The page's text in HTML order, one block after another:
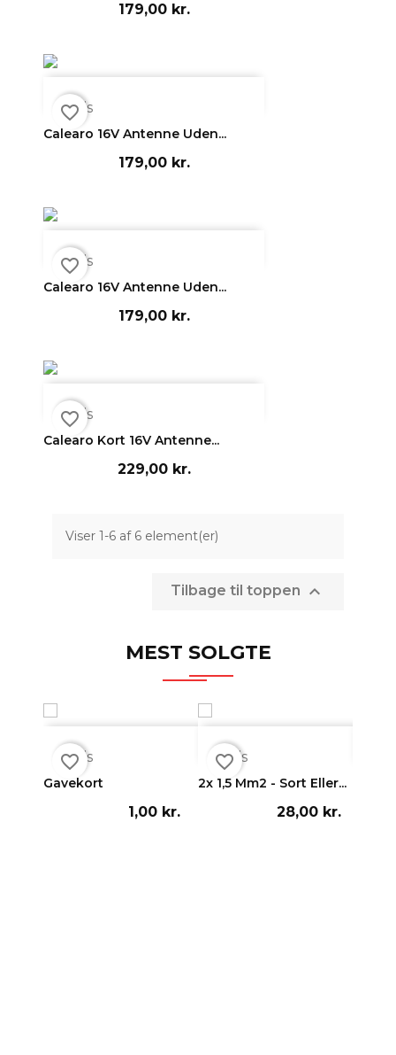
179,00 kr.
Vis
Calearo 16V Antenne Uden...
179,00 kr.
favorite_border
Vis
Calearo 16V Antenne Uden...
179,00 kr.
favorite_border
Vis
Calearo Kort 16V Antenne...
229,00 kr.
favorite_border
Viser 1-6 af 6 element(er)
Tilbage til toppen 
MEST SOLGTE
Vis
Gavekort
1,00 kr.
favorite_border Vis
2x 1,5 Mm2 - Sort Eller...
28,00 kr.
favorite_border